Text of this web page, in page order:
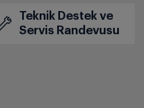
Teknik Destek ve
Servis Randevusu